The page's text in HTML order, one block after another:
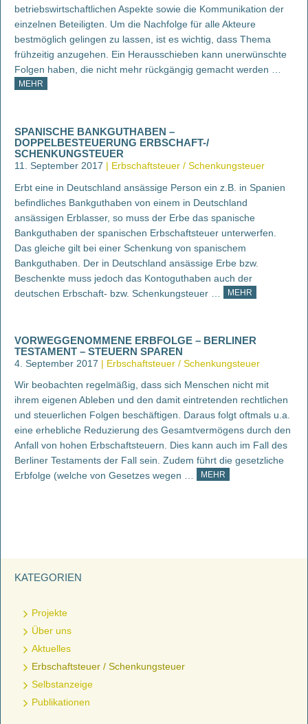
betriebswirtschaftlichen Aspekte sowie die Kommunikation der
einzelnen Beteiligten. Um die Nachfolge für alle Akteure
bestmöglich gelingen zu lassen, ist es wichtig, dass Thema
frühzeitig anzugehen. Ein Herausschieben kann unerwünschte
Folgen haben, die nicht mehr rückgängig gemacht werden …
MEHR
SPANISCHE BANKGUTHABEN –
DOPPELBESTEUERUNG ERBSCHAFT-/
SCHENKUNGSTEUER
11. September 2017
Erbschaftsteuer / Schenkungsteuer
Erbt eine in Deutschland ansässige Person ein z.B. in Spanien
befindliches Bankguthaben von einem in Deutschland
ansässigen Erblasser, so muss der Erbe das spanische
Bankguthaben der spanischen Erbschaftsteuer unterwerfen.
Das gleiche gilt bei einer Schenkung von spanischem
Bankguthaben. Der in Deutschland ansässige Erbe bzw.
Beschenkte muss jedoch das Kontoguthaben auch der
deutschen Erbschaft- bzw. Schenkungsteuer …
MEHR
VORWEGGENOMMENE ERBFOLGE – BERLINER
TESTAMENT – STEUERN SPAREN
4. September 2017
Erbschaftsteuer / Schenkungsteuer
Wir beobachten regelmäßig, dass sich Menschen nicht mit
ihrem eigenen Ableben und den damit eintretenden rechtlichen
und steuerlichen Folgen beschäftigen. Daraus folgt oftmals u.a.
eine erhebliche Reduzierung des Gesamtvermögens durch den
Anfall von hohen Erbschaftsteuern. Dies kann auch im Fall des
Berliner Testaments der Fall sein. Zudem führt die gesetzliche
Erbfolge (welche von Gesetzes wegen …
MEHR
KATEGORIEN
Projekte
Über uns
Aktuelles
Erbschaftsteuer / Schenkungsteuer
Selbstanzeige
Publikationen